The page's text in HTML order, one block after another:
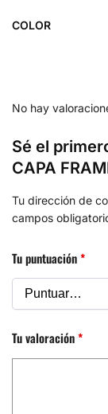
COLOR
No hay
Sé el
CAPA
Tu dirección de
campos
Tu puntuación*
Tu valoración*